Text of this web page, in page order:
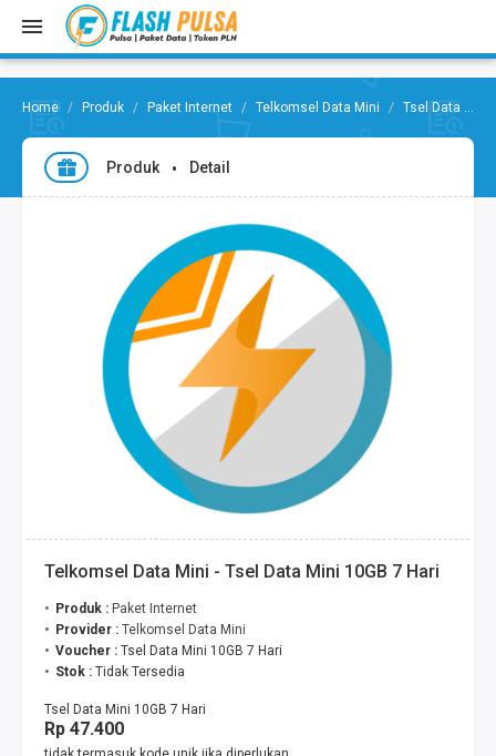
Produk Paket Internet Telkomsel Data Mini Tsel Data Mini 10GB 7 Hari
Produk Detail
Telkomsel Data Mini - Tsel Data Mini 10GB 7 Hari
Produk : Paket Internet
Provider : Telkomsel Data Mini
Voucher : Tsel Data Mini 10GB 7 Hari
Stok : Tidak Tersedia
Tsel Data Mini 10GB 7 Hari
Rp 47.400